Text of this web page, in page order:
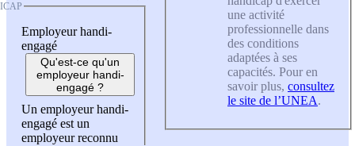
Employeur handi-
engagé
Qu'est-ce qu'un
employeur handi-
engagé ?
Un employeur handi-
engagé est un
employeur reconnu
une activité
professionnelle dans
des conditions
adaptées à ses
capacités. Pour en
savoir plus, consultez
le site de l’UNEA.